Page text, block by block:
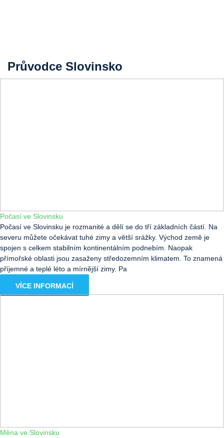
Průvodce Slovinsko
Počasí ve Slovinsku
Počasí ve Slovinsku je rozmanité a dělí se do tří základních částí. Na
severu můžete očekávat tuhé zimy a větší srážky. Východ země je
spojen s celkem stabilním kontinentálním podnebím. Naopak
přímořské oblasti jsou zasaženy středozemním klimatem. To znamená
příjemné a teplé léto a mírnější zimy. Pa
VÍCE INFORMACÍ
Měna ve Slovinsku